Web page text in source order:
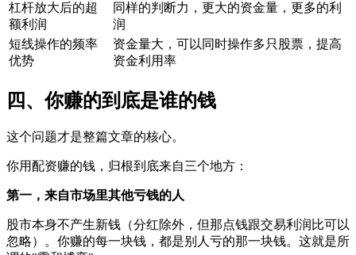
杠杆放大后的超
额利润
同样的判断力，更大的资金量，更多的利
润
短线操作的频率
优势
资金量大，可以同时操作多只股票，提高
资金利用率
四、你赚的到底是谁的钱
这个问题才是整篇文章的核心。
你用配资赚的钱，归根到底来自三个地方：
第一，来自市场里其他亏钱的人
股市本身不产生新钱（分红除外，但那点钱跟交易利润比可以
忽略）。你赚的每一块钱，都是别人亏的那一块钱。这就是所